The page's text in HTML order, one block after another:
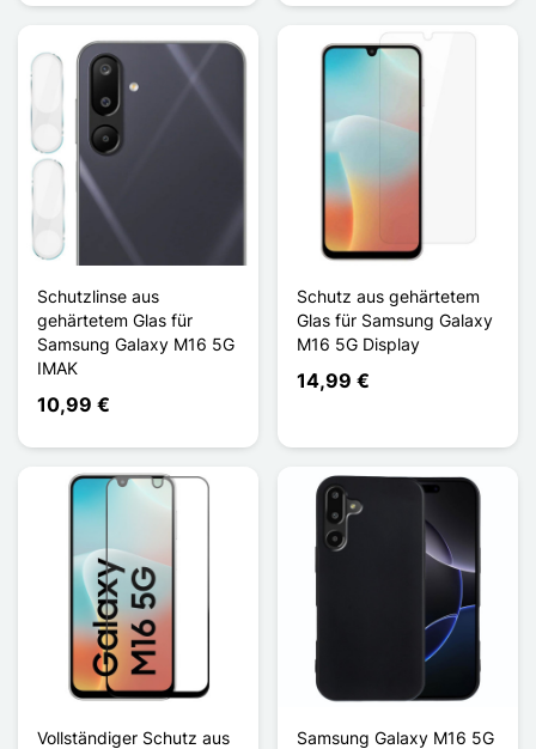
Schutzlinse aus
gehärtetem Glas für
Samsung Galaxy M16 5G
IMAK
10,99 €
Schutz aus gehärtetem
Glas für Samsung Galaxy
M16 5G Display
14,99 €
Vollständiger Schutz aus
Samsung Galaxy M16 5G